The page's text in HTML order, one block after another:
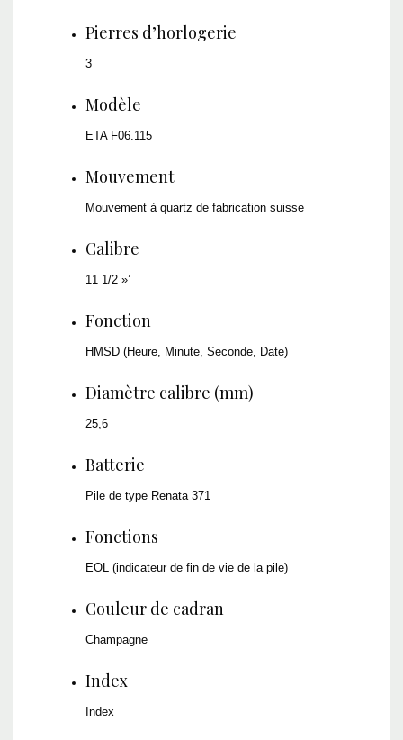
Pierres d’horlogerie
3
Modèle
ETA F06.115
Mouvement
Mouvement à quartz de fabrication suisse
Calibre
11 1/2 »’
Fonction
HMSD (Heure, Minute, Seconde, Date)
Diamètre calibre (mm)
25,6
Batterie
Pile de type Renata 371
Fonctions
EOL (indicateur de fin de vie de la pile)
Couleur de cadran
Champagne
Index
Index